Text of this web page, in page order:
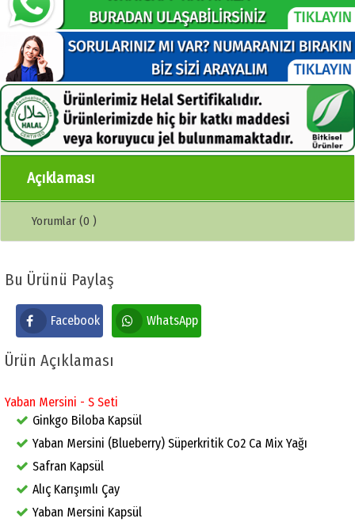
Açıklaması
Yorumlar (0 )
Bu Ürünü Paylaş
Facebook WhatsApp
Ürün Açıklaması
Yaban Mersini - S Seti
Ginkgo Biloba Kapsül
Yaban Mersini (Blueberry) Süperkritik Co2 Ca Mix Yağı
Safran Kapsül
Alıç Karışımlı Çay
Yaban Mersini Kapsül